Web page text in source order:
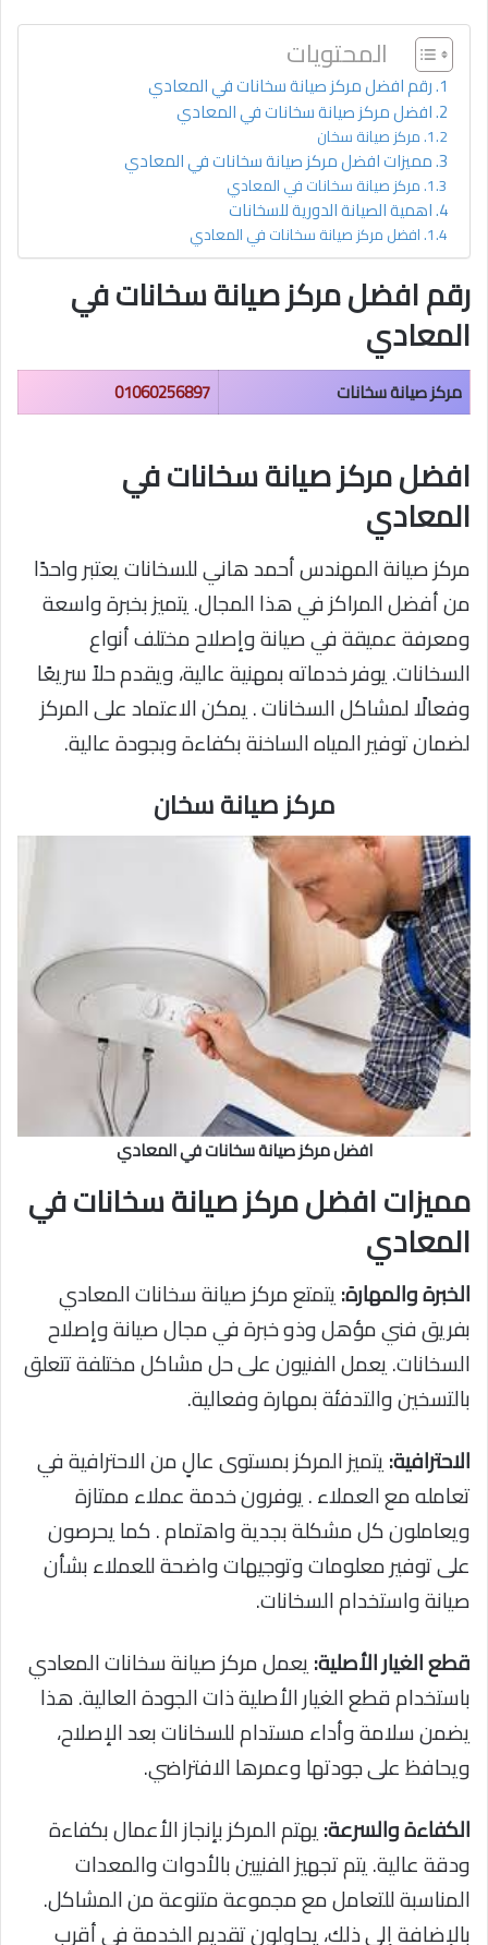
المحتويات
رقم افضل مركز صيانة سخانات في المعادي
افضل مركز صيانة سخانات في المعادي
مركز صيانة سخان
مميزات افضل مركز صيانة سخانات في المعادي
مركز صيانة سخانات في المعادي
اهمية الصيانة الدورية للسخانات
افضل مركز صيانة سخانات في المعادي
رقم افضل مركز صيانة سخانات في
المعادي
مركز صيانة سخانات 01060256897
افضل مركز صيانة سخانات في
المعادي
مركز صيانة المهندس أحمد هاني للسخانات يعتبر واحدًا
من أفضل المراكز في هذا المجال. يتميز بخبرة واسعة
ومعرفة عميقة في صيانة وإصلاح مختلف أنواع
السخانات. يوفر خدماته بمهنية عالية، ويقدم حلاً سريعًا
وفعالًا لمشاكل السخانات . يمكن الاعتماد على المركز
لضمان توفير المياه الساخنة بكفاءة وبجودة عالية.
مركز صيانة سخان
افضل مركز صيانة سخانات في المعادي
مميزات افضل مركز صيانة سخانات في
المعادي
الخبرة والمهارة:يتمتع مركز صيانة سخانات المعادي
بفريق فني مؤهل وذو خبرة في مجال صيانة وإصلاح
السخانات. يعمل الفنيون على حل مشاكل مختلفة تتعلق
بالتسخين والتدفئة بمهارة وفعالية.
الاحترافية:يتميز المركز بمستوى عالٍ من الاحترافية في
تعامله مع العملاء . يوفرون خدمة عملاء ممتازة
ويعاملون كل مشكلة بجدية واهتمام . كما يحرصون
على توفير معلومات وتوجيهات واضحة للعملاء بشأن
صيانة واستخدام السخانات.
قطع الغيار الأصلية:يعمل مركز صيانة سخانات المعادي
باستخدام قطع الغيار الأصلية ذات الجودة العالية. هذا
يضمن سلامة وأداء مستدام للسخانات بعد الإصلاح،
ويحافظ على جودتها وعمرها الافتراضي.
الكفاءة والسرعة:يهتم المركز بإنجاز الأعمال بكفاءة
ودقة عالية. يتم تجهيز الفنيين بالأدوات والمعدات
المناسبة للتعامل مع مجموعة متنوعة من المشاكل.
بالإضافة إلى ذلك، يحاولون تقديم الخدمة في أقرب